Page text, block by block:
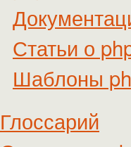
Статьи о
Шаблоны
Глоссарий